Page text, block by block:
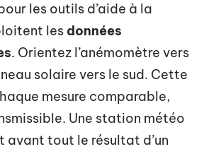
les outils d’aide à la
les données
. Orientez l’anémomètre vers
solaire vers le sud. Cette
mesure comparable,
Une station météo
avant tout le résultat d’un